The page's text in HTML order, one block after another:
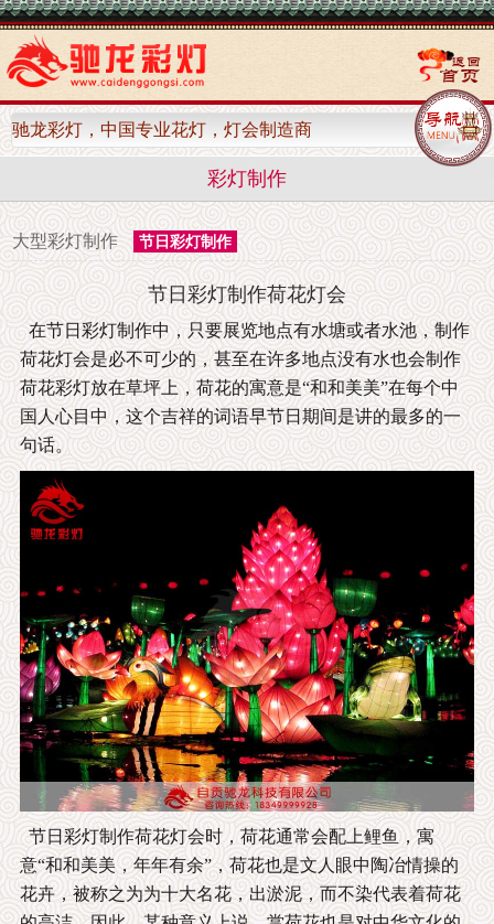
驰龙彩灯，中国专业花灯，灯会制造商
彩灯制作
大型彩灯制作 节日彩灯制作
节日彩灯制作荷花灯会
在节日彩灯制作中，只要展览地点有水塘或者水池，制作
荷花灯会是必不可少的，甚至在许多地点没有水也会制作
荷花彩灯放在草坪上，荷花的寓意是“和和美美”在每个中
国人心目中，这个吉祥的词语早节日期间是讲的最多的一
句话。
节日彩灯制作荷花灯会时，荷花通常会配上鲤鱼，寓
意“和和美美，年年有余”，荷花也是文人眼中陶冶情操的
花卉，被称之为为十大名花，出淤泥，而不染代表着荷花